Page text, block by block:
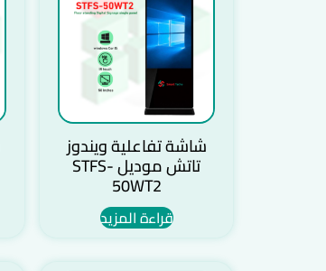
شاشة تفاعلية ويندوز
تاتش موديل STFS-
50WT2
قراءة المزيد